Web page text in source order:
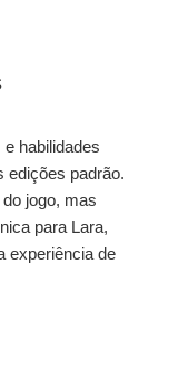
habilidades
edições padrão.
jogo, mas
para Lara,
experiência de